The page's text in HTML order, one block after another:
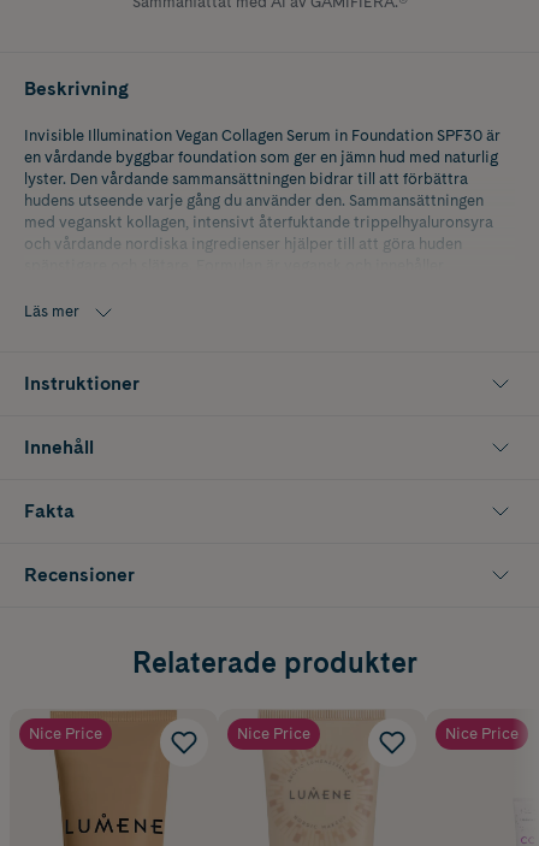
Beskrivning
Invisible Illumination Vegan Collagen Serum in Foundation SPF30 är
en vårdande byggbar foundation som ger en jämn hud med naturlig
lyster. Den vårdande sammansättningen bidrar till att förbättra
hudens utseende varje gång du använder den. Sammansättningen
med veganskt kollagen, intensivt återfuktande trippelhyaluronsyra
och vårdande nordiska ingredienser hjälper till att göra huden
Läs mer
Instruktioner
Innehåll
Fakta
Recensioner
Relaterade produkter
Nice Price Nice Price Nice Price